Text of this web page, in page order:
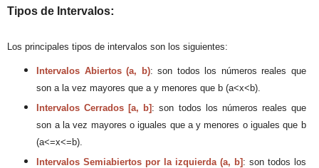
Tipos de Intervalos:
Los principales tipos de intervalos son los siguientes:
Intervalos Abiertos(a, b): son todos los números reales que
son a la vez mayoresque a y menores que b (a<x<b).
Intervalos Cerrados[a, b]: son todos los números reales que
son a la vez mayores o iguales que a ymenores o iguales que b
(a<=x<=b).
Intervalos Semiabiertos por la izquierda (a, b] : son todos los